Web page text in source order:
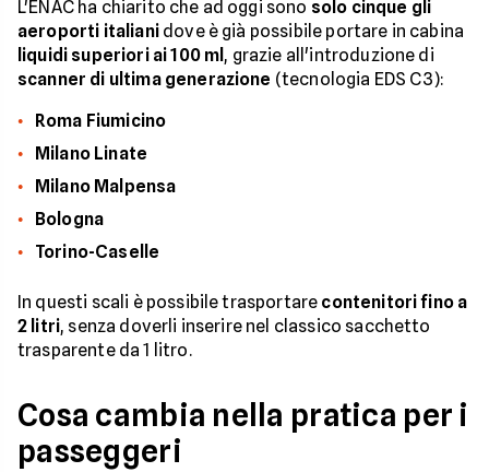
L'ENAC ha chiarito che ad oggi sono solo cinque gli
aeroporti italianidove è già possibile portare in cabina
liquidi superiori ai 100 ml , grazie all'introduzione di
scanner di ultima generazione (tecnologia EDS C3):
Roma Fiumicino
Milano Linate
Milano Malpensa
Bologna
Torino-Caselle
In questi scali è possibile trasportare contenitori fino a
2 litri, senza doverli inserire nel classico sacchetto
trasparente da 1 litro.
Cosa cambia nella pratica per i
passeggeri